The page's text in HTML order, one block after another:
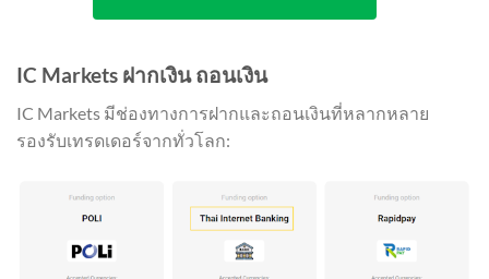
IC Markets ฝากเงิน ถอนเงิน
IC Markets มีช่องทางการฝากและถอนเงินที่หลากหลาย
รองรับเทรดเดอร์จากทั่วโลก: